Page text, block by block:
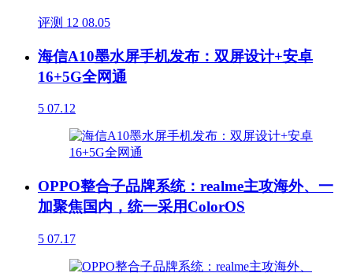
评测 12 08.05
海信A10墨水屏手机发布：双屏设计+安卓
16+5G全网通
5 07.12
OPPO整合子品牌系统：realme主攻海外、一
加聚焦国内，统一采用ColorOS
5 07.17